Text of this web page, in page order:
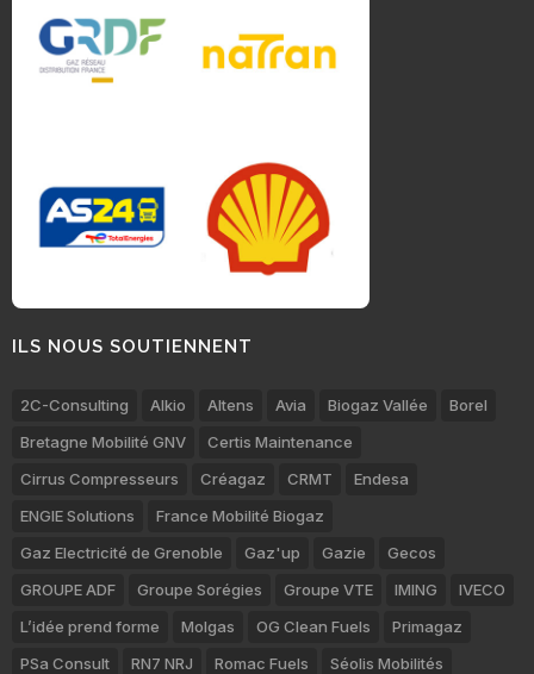
ILS NOUS SOUTIENNENT
2C-Consulting Alkio Altens Avia Biogaz Vallée
Borel
Bretagne Mobilité GNV
Certis Maintenance
Cirrus Compresseurs
Créagaz CRMT
Endesa
ENGIE Solutions
France Mobilité Biogaz
Gaz Electricité de Grenoble
Gaz'up Gazie
Gecos
GROUPE ADF
Groupe Sorégies Groupe VTE IMING
IVECO
L’idée prend forme
Molgas OG Clean Fuels
Primagaz
PSa Consult
RN7 NRJ Romac Fuels
Séolis Mobilités